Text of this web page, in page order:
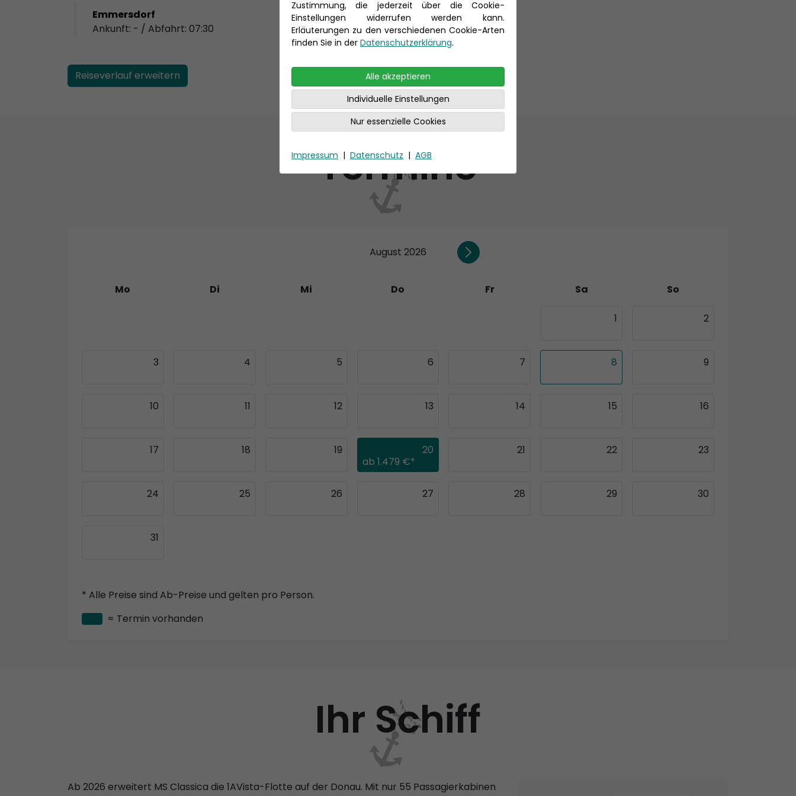
Emmersdorf
Ankunft: - / Abfahrt: 07:30
Reiseverlauf erweitern
Termine
August 2026
Mo Di Mi Do Fr Sa
So
1 2
3 4 5 6 7 8 9
10 11 12 13 14 15 16
17 18
19
ab 1.479 €*
20 21 22 23
24 25 26 27 28 29 30
31
* Alle Preise sind Ab-Preise und gelten pro Person.
= Termin vorhanden
Ihr Schiff
Ab 2026 erweitert MS Classica die 1AVista-Flotte auf der Donau. Mit nur 55 Passagierkabinen
Zustimmung, die jederzeit über die Cookie-
Einstellungen widerrufen werden kann.
Erläuterungen zu den verschiedenen Cookie-Arten
finden Sie in der Datenschutzerklärung.
Alle akzeptieren
Individuelle Einstellungen
Nur essenzielle Cookies
Impressum | Datenschutz | AGB